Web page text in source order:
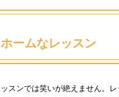
ームなレッスン
スンでは笑いが絶えません。